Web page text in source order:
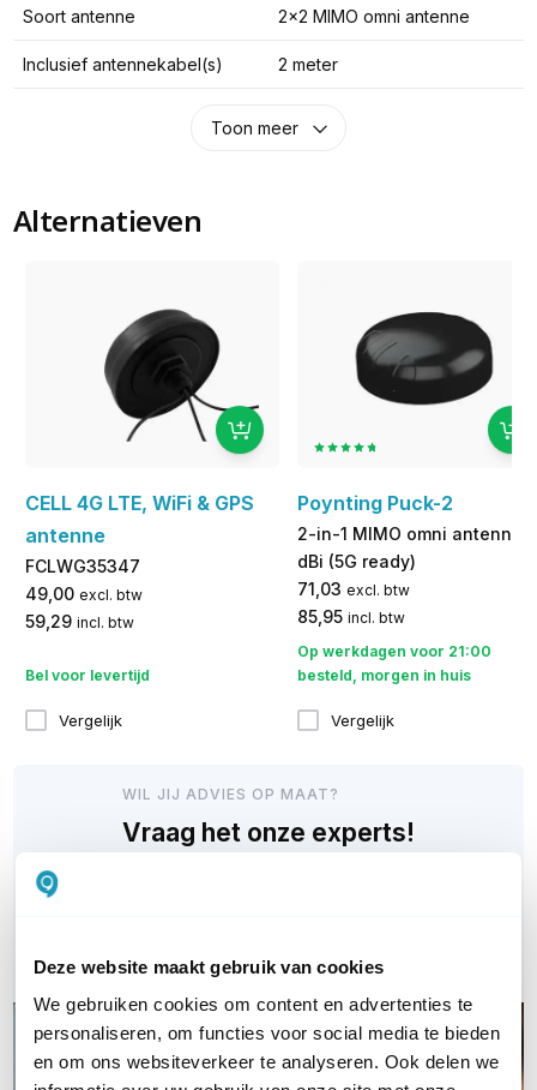
Deze website maakt gebruik van cookies
We gebruiken cookies om content en advertenties te
personaliseren, om functies voor social media te bieden
en om ons websiteverkeer te analyseren. Ook delen we
Soort antenne 2x2 MIMO omni antenne
Inclusief antennekabel(s) 2 meter
Toon meer
Alternatieven
CELL 4G LTE, WiFi & GPS
antenne
FCLWG35347
49,00 excl. btw
59,29 incl. btw
Bel voor levertijd
Vergelijk
Poynting Puck-2
2-in-1 MIMO omni antenne
dBi (5G ready)
71,03 excl. btw
85,95 incl. btw
Op werkdagen voor 21:00
besteld, morgen in huis
Vergelijk
WIL JIJ ADVIES OP MAAT?
Vraag het onze experts!